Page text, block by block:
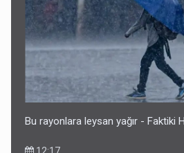
Bu rayonlara leysan yağır - Faktiki